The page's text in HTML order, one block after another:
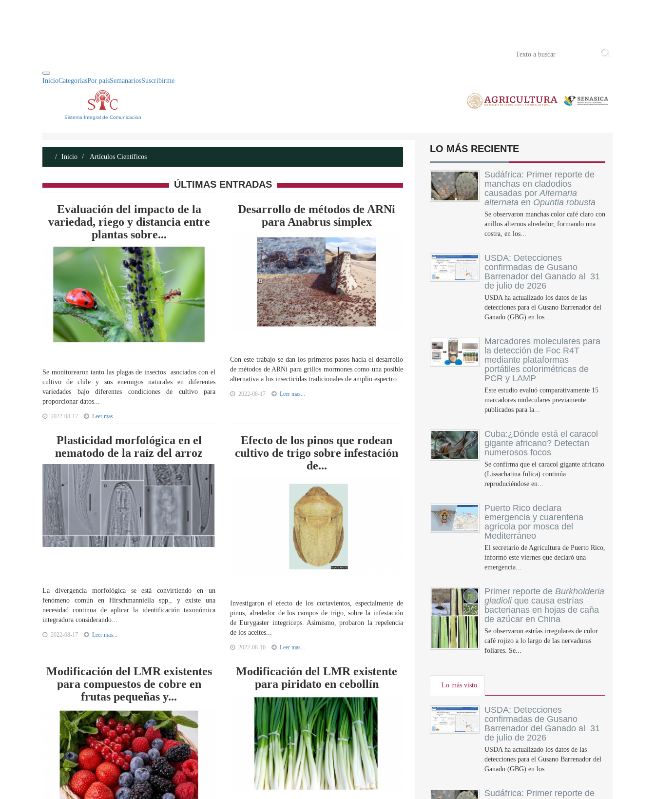
InicioCategoriasPor paísSemanariosSuscribirme
Sistema Integral de Comunicacion
Inicio Artículos Científicos
ÚLTIMAS ENTRADAS
Evaluación del impacto de la
variedad, riego y distancia entre
plantas sobre...
Se monitorearon tanto las plagas de insectos asociados con el
cultivo de chile y sus enemigos naturales en diferentes
variedades bajo diferentes condiciones de cultivo para
proporcionar datos...
2022-08-17 Leer mas...
Desarrollo de métodos de ARNi
para Anabrus simplex
Con este trabajo se dan los primeros pasos hacia el desarrollo
de métodos de ARNi para grillos mormones como una posible
alternativa a los insecticidas tradicionales de amplio espectro.
2022-08-17 Leer mas...
Plasticidad morfológica en el
nematodo de la raíz del arroz
La divergencia morfológica se está convirtiendo en un
fenómeno común en Hirschmanniella spp., y existe una
necesidad continua de aplicar la identificación taxonómica
integradora considerando...
2022-08-17 Leer mas...
Efecto de los pinos que rodean
cultivo de trigo sobre infestación
de...
Investigaron el efecto de los cortavientos, especialmente de
pinos, alrededor de los campos de trigo, sobre la infestación
de Eurygaster integriceps. Asimismo, probaron la repelencia
de los aceites...
2022-08-16 Leer mas...
Modificación del LMR existentes
para compuestos de cobre en
frutas pequeñas y...
Modificación del LMR existente
para piridato en cebollín
LO MÁS RECIENTE
Sudáfrica: Primer reporte de
manchas en cladodios
causadas porAlternaria
alternata en Opuntia robusta
Se observaron manchas color café claro con
anillos alternos alrededor, formando una
costra, en los...
USDA: Detecciones
confirmadas de Gusano
Barrenador del Ganado al 31
de julio de 2026
USDA ha actualizado los datos de las
detecciones para el Gusano Barrenador del
Ganado (GBG) en los...
Marcadores moleculares para
la detección de Foc R4T
mediante plataformas
portátiles colorimétricas de
PCR y LAMP
Este estudio evaluó comparativamente 15
marcadores moleculares previamente
publicados para la...
Cuba:¿Dónde está el caracol
gigante africano? Detectan
numerosos focos
Se confirma que el caracol gigante africano
(Lissachatina fulica) continúa
reproduciéndose en...
Puerto Rico declara
emergencia y cuarentena
agrícola por mosca del
Mediterráneo
El secretario de Agricultura de Puerto Rico,
informó este viernes que declaró una
emergencia...
Primer reporte de Burkholderia
gladiolique causa estrías
bacterianas en hojas de caña
de azúcar en China
Se observaron estrías irregulares de color
café rojizo a lo largo de las nervaduras
foliares. Se...
Lo más visto
USDA: Detecciones
confirmadas de Gusano
Barrenador del Ganado al 31
de julio de 2026
USDA ha actualizado los datos de las
detecciones para el Gusano Barrenador del
Ganado (GBG) en los...
Sudáfrica: Primer reporte de